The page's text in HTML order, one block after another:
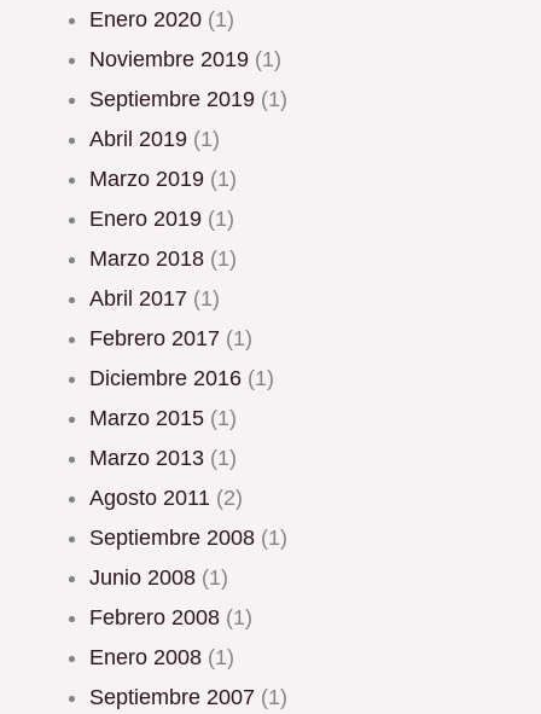
enero 2020 (1)
noviembre 2019 (1)
septiembre 2019 (1)
abril 2019 (1)
marzo 2019 (1)
enero 2019 (1)
marzo 2018 (1)
abril 2017 (1)
febrero 2017 (1)
diciembre 2016 (1)
marzo 2015 (1)
marzo 2013 (1)
agosto 2011 (2)
septiembre 2008 (1)
junio 2008 (1)
febrero 2008 (1)
enero 2008 (1)
septiembre 2007 (1)